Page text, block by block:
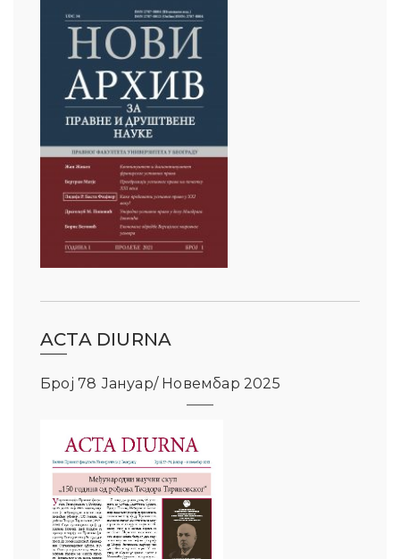
ACTA DIURNA
Број 78 Јануар/ Новембар 2025